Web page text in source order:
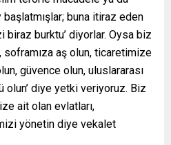
buna itiraz eden
biraz burktu’ diyorlar. Oysa biz
soframıza aş olun, ticaretimize
güvence olun, uluslararası
diye yetki veriyoruz. Biz
ait olan evlatları,
yönetin diye vekalet